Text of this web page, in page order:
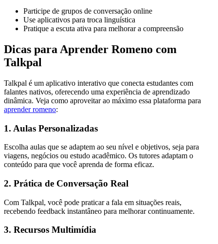
Participe de grupos de conversação online
Use aplicativos para troca linguística
Pratique a escuta ativa para melhorar a compreensão
Dicas para Aprender Romeno com
Talkpal
Talkpal é um aplicativo interativo que conecta estudantes com
falantes nativos, oferecendo uma experiência de aprendizado
dinâmica. Veja como aproveitar ao máximo essa plataforma para
aprender romeno:
1. Aulas Personalizadas
Escolha aulas que se adaptem ao seu nível e objetivos, seja para
viagens, negócios ou estudo acadêmico. Os tutores adaptam o
conteúdo para que você aprenda de forma eficaz.
2. Prática de Conversação Real
Com Talkpal, você pode praticar a fala em situações reais,
recebendo feedback instantâneo para melhorar continuamente.
3. Recursos Multimídia